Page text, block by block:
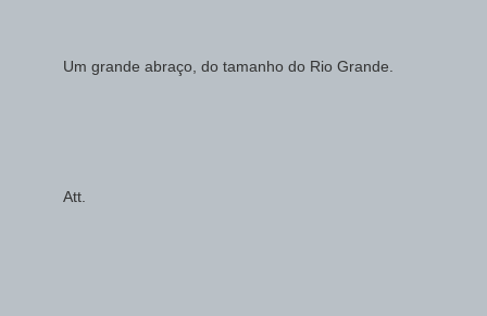
Um grande abraço, do tamanho do Rio Grande.
Att.